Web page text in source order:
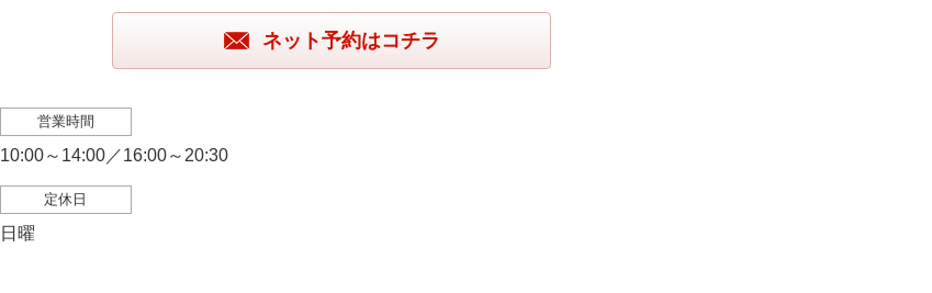
ネット予約はコチラ
営業時間
10:00～14:00／16:00～20:30
定休日
日曜